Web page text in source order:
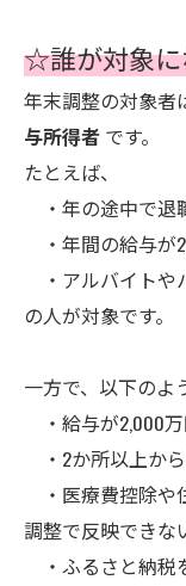
☆誰が対象に
年末調整の対象者
与所得者 です。
たとえば、
・年の途中で退
・年間の給与が
・アルバイトや
の人が対象です。
一方で、以下のよ
・給与が2,000
・2か所以上か
・医療費控除や
調整で反映できな
・ふるさと納税